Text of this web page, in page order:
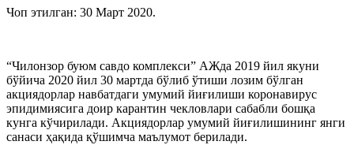
Чоп этилган: 30 Март 2020.
“Чилонзор буюм савдо комплекси” АЖда 2019 йил якуни
бўйича 2020 йил 30 мартда бўлиб ўтиши лозим бўлган
акциядорлар навбатдаги умумий йиғилиши коронавирус
эпидимиясига доир карантин чекловлари сабабли бошқа
кунга кўчирилади. Акциядорлар умумий йиғилишининг янги
санаси ҳақида қўшимча маълумот берилади.